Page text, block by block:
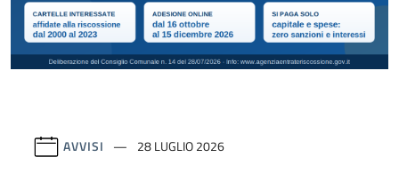
AVVISI 28 LUGLIO 2026